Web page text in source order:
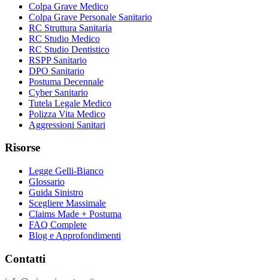
Colpa Grave Medico
Colpa Grave Personale Sanitario
RC Struttura Sanitaria
RC Studio Medico
RC Studio Dentistico
RSPP Sanitario
DPO Sanitario
Postuma Decennale
Cyber Sanitario
Tutela Legale Medico
Polizza Vita Medico
Aggressioni Sanitari
Risorse
Legge Gelli-Bianco
Glossario
Guida Sinistro
Scegliere Massimale
Claims Made + Postuma
FAQ Complete
Blog e Approfondimenti
Contatti